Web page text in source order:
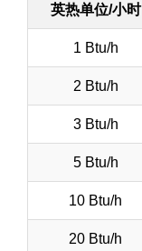
英热单位/小时
1 Btu/h
2 Btu/h
3 Btu/h
5 Btu/h
10 Btu/h
20 Btu/h